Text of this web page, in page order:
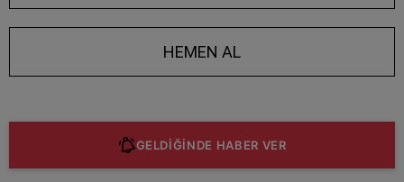
GELDİĞİNDE HABER VER